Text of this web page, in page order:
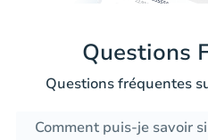
Questions
Questions fréquentes
Comment puis-je savoir